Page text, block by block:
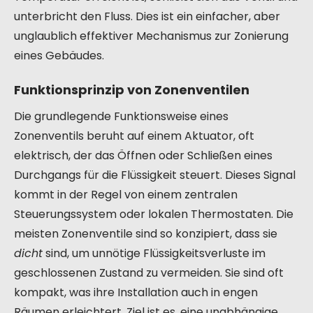
unterbricht den Fluss. Dies ist ein einfacher, aber
unglaublich effektiver Mechanismus zur Zonierung
eines Gebäudes.
Funktionsprinzip von Zonenventilen
Die grundlegende Funktionsweise eines
Zonenventils beruht auf einem Aktuator, oft
elektrisch, der das Öffnen oder Schließen eines
Durchgangs für die Flüssigkeit steuert. Dieses Signal
kommt in der Regel von einem zentralen
Steuerungssystem oder lokalen Thermostaten. Die
meisten Zonenventile sind so konzipiert, dass sie
dichtsind, um unnötige Flüssigkeitsverluste im
geschlossenen Zustand zu vermeiden. Sie sind oft
kompakt, was ihre Installation auch in engen